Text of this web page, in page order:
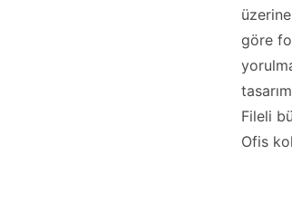
göre
Fileli
Ofis